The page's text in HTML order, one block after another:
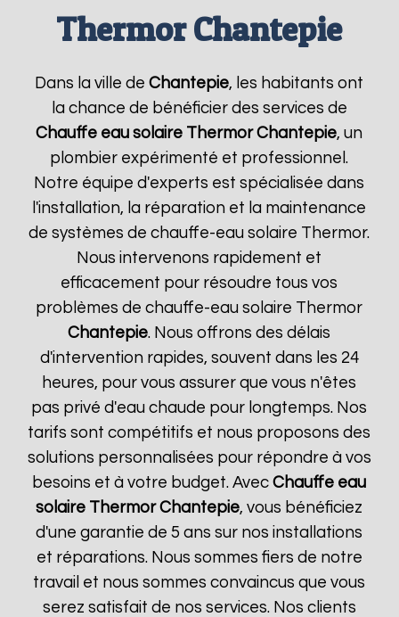
Thermor Chantepie
Dans la ville deChantepie, les habitants ont
la chance de bénéficier des services de
Chauffe eau solaire Thermor Chantepie, un
plombier expérimenté et professionnel.
Notre équipe d'experts est spécialisée dans
l'installation, la réparation et la maintenance
de systèmes de chauffe-eau solaire Thermor.
Nous intervenons rapidement et
efficacement pour résoudre tous vos
problèmes de chauffe-eau solaire Thermor
Chantepie. Nous offrons des délais
d'intervention rapides, souvent dans les 24
heures, pour vous assurer que vous n'êtes
pas privé d'eau chaude pour longtemps. Nos
tarifs sont compétitifs et nous proposons des
solutions personnalisées pour répondre à vos
besoins et à votre budget. AvecChauffe eau
solaire Thermor Chantepie, vous bénéficiez
d'une garantie de 5 ans sur nos installations
et réparations. Nous sommes fiers de notre
travail et nous sommes convaincus que vous
serez satisfait de nos services. Nos clients